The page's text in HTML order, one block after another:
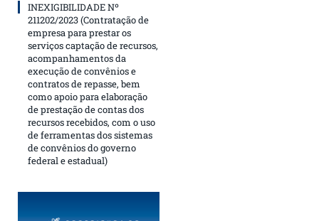
INEXIGIBILIDADE Nº
211202/2023 (Contratação de
empresa para prestar os
serviços captação de recursos,
acompanhamentos da
execução de convênios e
contratos de repasse, bem
como apoio para elaboração
de prestação de contas dos
recursos recebidos, com o uso
de ferramentas dos sistemas
de convênios do governo
federal e estadual)